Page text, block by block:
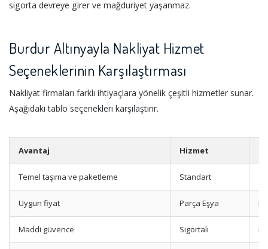
sigorta devreye girer ve mağduriyet yaşanmaz.
Burdur Altınyayla Nakliyat Hizmet
Seçeneklerinin Karşılaştırması
Nakliyat firmaları farklı ihtiyaçlara yönelik çeşitli hizmetler sunar.
Aşağıdaki tablo seçenekleri karşılaştırır.
Avantaj Hizmet
Temel taşıma ve paketleme Standart
Uygun fiyat Parça Eşya
Maddi güvence Sigortalı